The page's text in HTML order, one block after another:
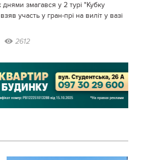
змагався у 2 турі "Кубку
участь у гран-прі на виліт у вазі
2612